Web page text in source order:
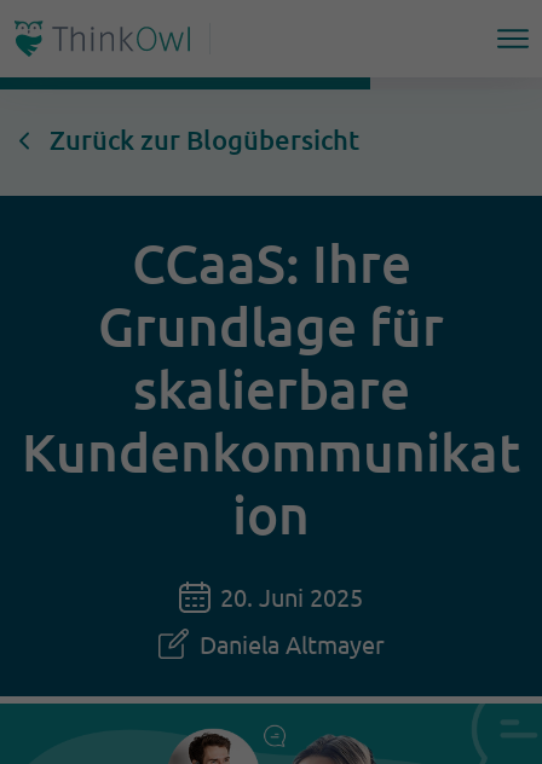
Zurück zur Blogübersicht
CCaaS: Ihre
Grundlage für
skalierbare
Kundenkommunikat
ion
20. Juni 2025
Daniela Altmayer